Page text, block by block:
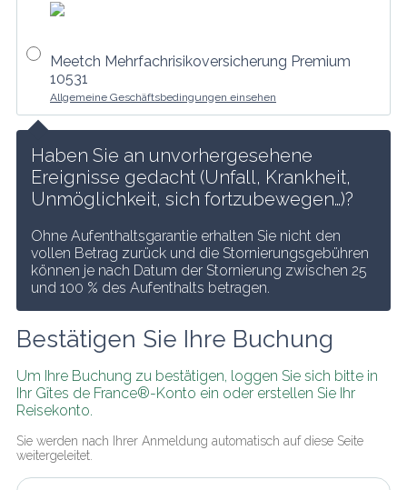
Meetch Mehrfachrisikoversicherung Premium
10531
Allgemeine Geschäftsbedingungen einsehen
Haben Sie an unvorhergesehene
Ereignisse gedacht (Unfall, Krankheit,
Unmöglichkeit, sich fortzubewegen…)?
Ohne Aufenthaltsgarantie erhalten Sie nicht den
vollen Betrag zurück und die Stornierungsgebühren
können je nach Datum der Stornierung zwischen 25
und 100 % des Aufenthalts betragen.
Bestätigen Sie Ihre Buchung
Um Ihre Buchung zu bestätigen, loggen Sie sich bitte in
Ihr Gîtes de France®-Konto ein oder erstellen Sie Ihr
Reisekonto.
Sie werden nach Ihrer Anmeldung automatisch auf diese Seite
weitergeleitet.